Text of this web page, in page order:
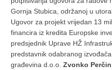
Gornja Stubica, održanoj u
Ugovor za projekt vrijedan 13
financira iz kredita Europske
predsjednik Uprave HŽ
predstavnik odabranog
građevina d.o.o.Zvonko Perčin